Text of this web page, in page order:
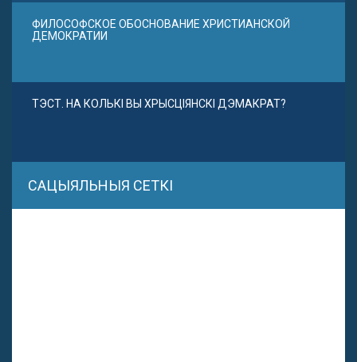
ФИЛОСОФСКОЕ ОБОСНОВАНИЕ ХРИСТИАНСКОЙ
ДЕМОКРАТИИ
ТЭСТ. НА КОЛЬКІ ВЫ ХРЫСЦІЯНСКІ ДЭМАКРАТ?
САЦЫЯЛЬНЫЯ СЕТКІ